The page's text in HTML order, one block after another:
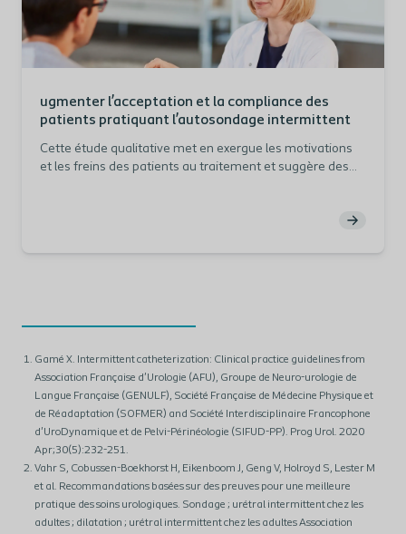
ugmenter l’acceptation et la compliance des
patients pratiquant l’autosondage intermittent
Cette étude qualitative met en exergue les motivations
et les freins des patients au traitement et suggère des
Gamé X. Intermittent catheterization: Clinical practice guidelines from
Association Française d'Urologie (AFU), Groupe de Neuro-urologie de
Langue Française (GENULF), Société Française de Médecine Physique et
de Réadaptation (SOFMER) and Société Interdisciplinaire Francophone
d'UroDynamique et de Pelvi-Périnéologie (SIFUD-PP). Prog Urol. 2020
Apr;30(5):232-251.
Vahr S, Cobussen-Boekhorst H, Eikenboom J, Geng V, Holroyd S, Lester M
et al. Recommandations basées sur des preuves pour une meilleure
pratique des soins urologiques. Sondage ; urétral intermittent chez les
adultes ; dilatation ; urétral intermittent chez les adultes Association